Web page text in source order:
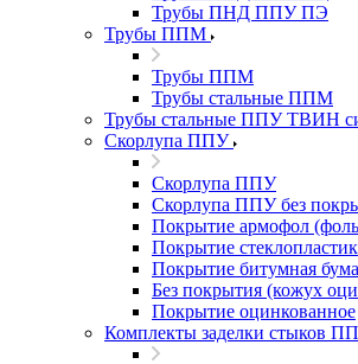
Трубы ПНД ППУ ПЭ
Трубы ППМ
Трубы ППМ
Трубы стальные ППМ
Трубы стальные ППУ ТВИН
Скорлупа ППУ
Скорлупа ППУ
Скорлупа ППУ без
Покрытие армофол
Покрытие стеклопластик
Покрытие битумная
Без покрытия (кожух
Покрытие оцинкованное
Комплекты заделки стыков